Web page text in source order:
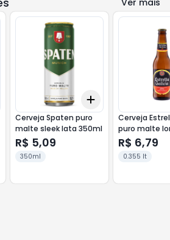
Ver mais
10 Add
Cerveja Spaten puro
malte sleek lata 350ml
R$ 5,09
350ml
Cerveja
puro malte
355ml
R$ 6,79
0.355 lt